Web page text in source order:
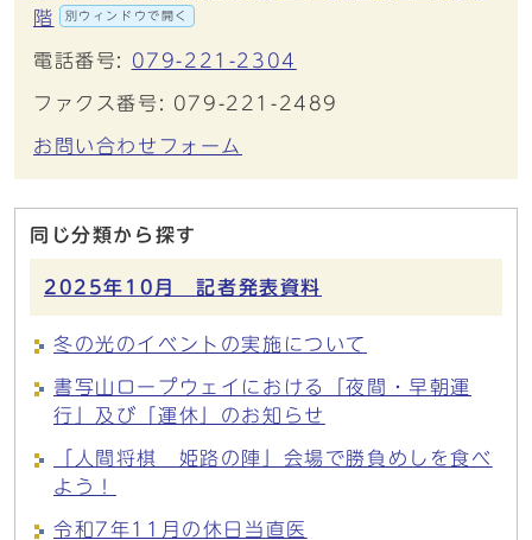
階
別ウィンドウで開く
電話番号: 079-221-2304
ファクス番号: 079-221-2489
お問い合わせフォーム
同じ分類から探す
2025年10月 記者発表資料
冬の光のイベントの実施について
書写山ロープウェイにおける「夜間・早朝運
行」及び「運休」のお知らせ
「人間将棋 姫路の陣」会場で勝負めしを食べ
よう！
令和7年11月の休日当直医